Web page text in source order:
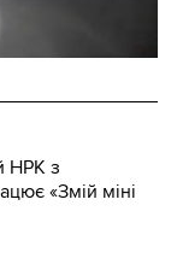
НРК з
«Змій міні